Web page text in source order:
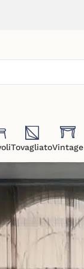
TovagliatoVintage